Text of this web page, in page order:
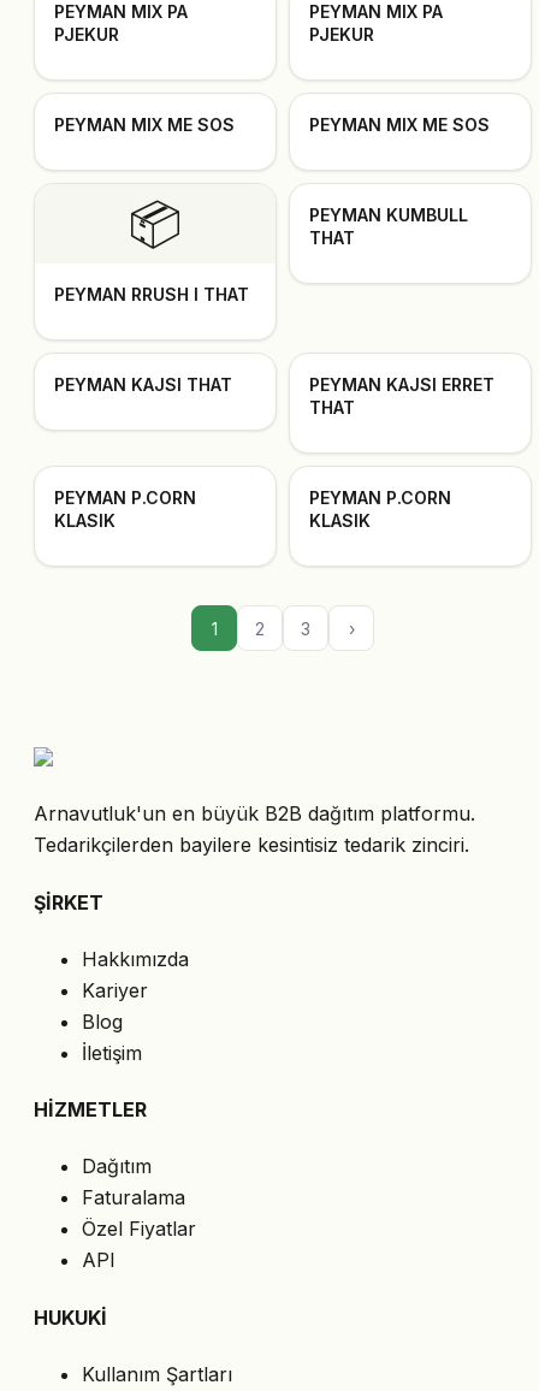
PEYMAN MIX PA
PJEKUR
PEYMAN MIX PA
PJEKUR
PEYMAN MIX ME SOS PEYMAN MIX ME SOS
📦
PEYMAN RRUSH I THAT
PEYMAN KUMBULL
THAT
PEYMAN KAJSI THAT
PEYMAN KAJSI ERRET
THAT
PEYMAN P.CORN
KLASIK
PEYMAN P.CORN
KLASIK
1 2 3 ›
Arnavutluk'un en büyük B2B dağıtım platformu.
Tedarikçilerden bayilere kesintisiz tedarik zinciri.
ŞİRKET
Hakkımızda
Kariyer
Blog
İletişim
HİZMETLER
Dağıtım
Faturalama
Özel Fiyatlar
API
HUKUKİ
Kullanım Şartları